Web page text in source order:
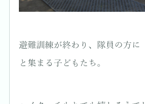
避難訓練が終わり、隊員の方に
と集まる子どもたち。